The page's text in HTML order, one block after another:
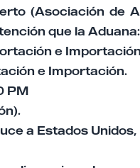
(Asociación de
que la Aduana:
e
e Importación.
PM
a Estados